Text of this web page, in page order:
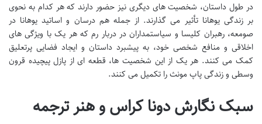
در طول داستان، شخصیت های دیگری نیز حضور دارند که هر کدام به نحوی
بر زندگی یوهانا تأثیر می گذارند. از جمله هم درسان و اساتید یوهانا در
صومعه، رهبران کلیسا و سیاستمداران در دربار رم که هر یک با ویژگی های
اخلاقی و منافع شخصی خود، به پیشبرد داستان و ایجاد فضایی پرتعلیق
کمک می کنند. هر یک از این شخصیت ها، قطعه ای از پازل پیچیده قرون
وسطی و زندگی پاپ مونث را تکمیل می کنند.
سبک نگارش دونا کراس و هنر ترجمه